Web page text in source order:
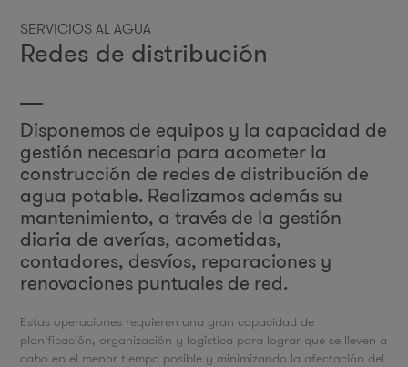
SERVICIOS AL AGUA
Redes de distribución
Disponemos de equipos y la capacidad de
gestión necesaria para acometer la
construcción de redes de distribución de
agua potable. Realizamos además su
mantenimiento, a través de la gestión
diaria de averías, acometidas,
contadores, desvíos, reparaciones y
renovaciones puntuales de red.
Estas operaciones requieren una gran capacidad de
planificación, organización y logística para lograr que se lleven a
cabo en el menor tiempo posible y minimizando la afectación del